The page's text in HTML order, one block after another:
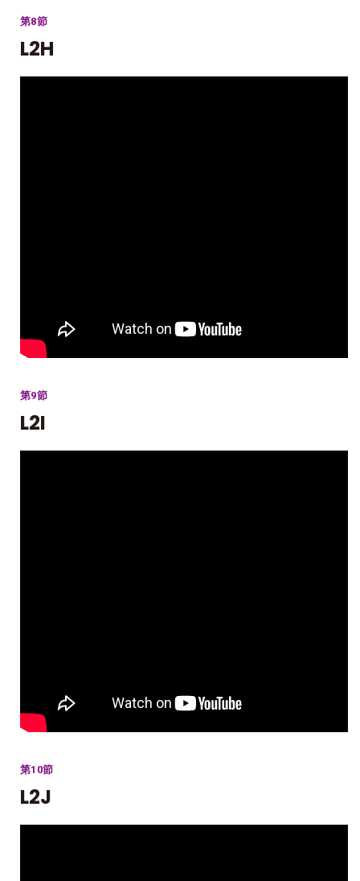
第8節
L2H
第9節
L2I
第10節
L2J